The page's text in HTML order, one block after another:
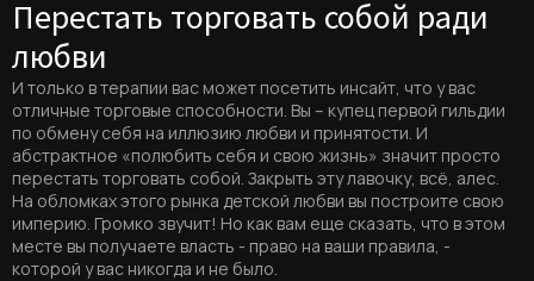
Перестать торговать собой ради
любви
И только в терапии вас может посетить инсайт, что у вас
отличные торговые способности. Вы – купец первой гильдии
по обмену себя на иллюзию любви и принятости. И
абстрактное «полюбить себя и свою жизнь» значит просто
перестать торговать собой. Закрыть эту лавочку, всё, алес.
На обломках этого рынка детской любви вы построите свою
империю. Громко звучит! Но как вам еще сказать, что в этом
месте вы получаете власть - право на ваши правила, -
которой у вас никогда и не было.